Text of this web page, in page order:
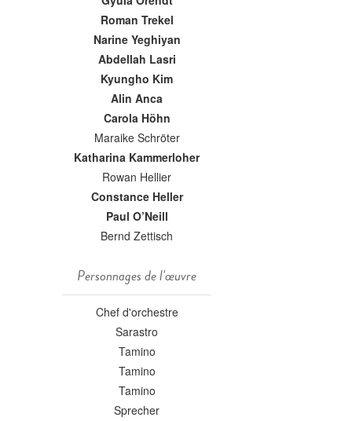
Roman Trekel
Narine Yeghiyan
Abdellah Lasri
Kyungho Kim
Alin Anca
Carola Höhn
Maraike Schröter
Katharina Kammerloher
Rowan Hellier
Constance Heller
Paul O’Neill
Bernd Zettisch
Personnages de l'œuvre
Chef d'orchestre
Sarastro
Tamino
Tamino
Tamino
Sprecher